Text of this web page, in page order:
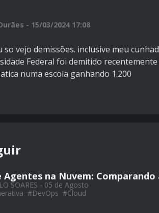
- 15/03/2024 17:08
so vejo demissões. inclusive meu
Federal foi demitido
numa escola ganhando 1.200
Agentes na Nuvem:
SOARES - 05 de Agosto
#DevOps #Cloud